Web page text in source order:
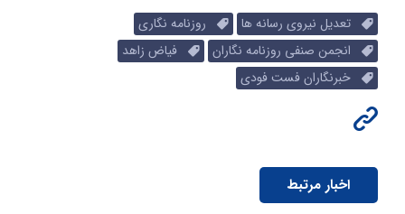
تعدیل نیروی رسانه ها
روزنامه نگاری
انجمن صنفی روزنامه نگاران
فیاض زاهد
خبرنگاران فست فودی
اخبار مرتبط